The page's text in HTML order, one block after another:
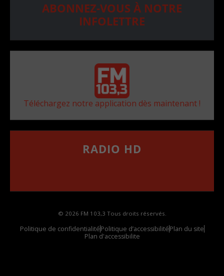
ABONNEZ-VOUS À NOTRE
INFOLETTRE
Téléchargez notre application dès maintenant !
RADIO HD
© 2026 FM 103,3 Tous droits réservés.
Politique de confidentialitéPolitique d’accessibilitéPlan du site
Plan d'accessibilite